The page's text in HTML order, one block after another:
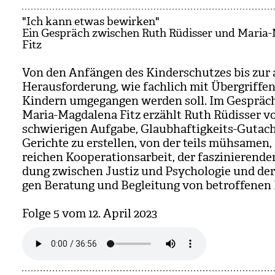
"Ich kann etwas bewirken"
Ein Gespräch zwischen Ruth Rüdisser und
Fitz
Von den Anfän­gen des Kin­der­schut­zes bis
Her­aus­for­de­rung, wie fach­lich mit
Kin­dern umge­gan­gen wer­den soll. Im
Maria-Mag­da­lena Fitz erzählt Ruth Rüdis­ser
schwie­ri­gen Auf­gabe, Glaub­haf­tig­keits-
Gerichte zu erstel­len, von der teils
rei­chen Koope­ra­ti­ons­ar­beit, der
dung zwi­schen Jus­tiz und Psy­cho­lo­gie und
gen Bera­tung und Beglei­tung von
Folge 5 vom 12. April 2023